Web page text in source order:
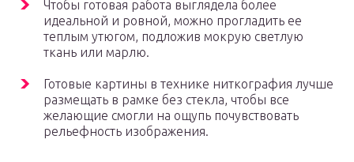
Чтобы готовая работа выглядела более
идеальной и ровной, можно прогладить ее
теплым утюгом, подложив мокрую светлую
ткань или марлю.
Готовые картины в технике ниткография лучше
размещать в рамке без стекла, чтобы все
желающие смогли на ощупь почувствовать
рельефность изображения.